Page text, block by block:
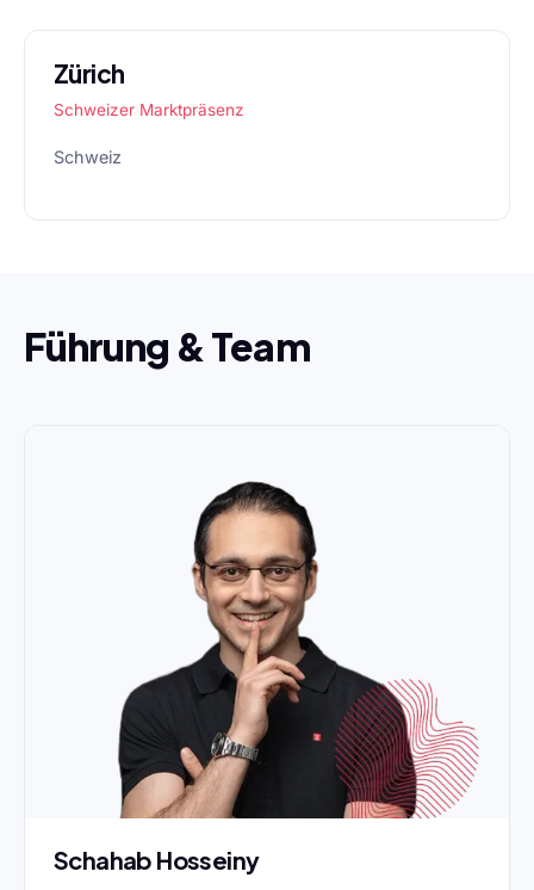
Zürich
Schweizer Marktpräsenz
Schweiz
Führung & Team
Schahab Hosseiny